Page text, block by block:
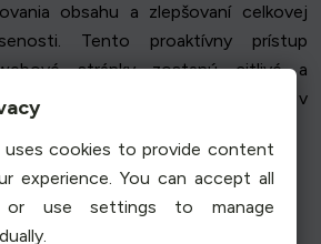
obsahu a zlepšovaní celkovej
Tento proaktívny prístup
stránky zostanú citlivé a
počte súbežných používateľov v
uses cookies to provide content
experience. You can accept all
or use settings to manage